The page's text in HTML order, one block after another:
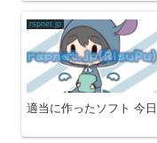
rspnet.jp
適当に作ったソフト 今